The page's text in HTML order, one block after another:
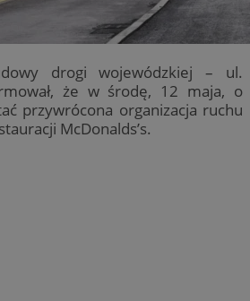
drogi wojewódzkiej – ul.
że w środę, 12 maja, o
przywrócona organizacja ruchu
McDonalds’s.